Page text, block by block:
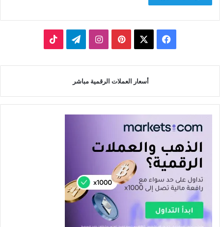
فيسبوك بينتيريستانستقرامتيلقرام
أسعار العملات الرقمية مباشر